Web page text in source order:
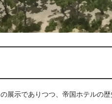
展示でありつつ、帝国ホテルの歴